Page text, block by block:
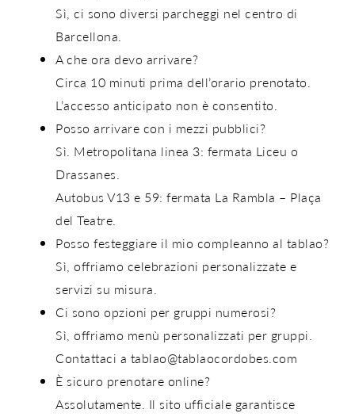
Sì, ci sono diversi parcheggi nel centro di
Barcellona.
A che ora devo arrivare?
Circa 10 minuti prima dell’orario prenotato.
L’accesso anticipato non è consentito.
Posso arrivare con i mezzi pubblici?
Sì. Metropolitana linea 3: fermata Liceu o
Drassanes.
AutobusV13 e 59: fermata La Rambla – Plaça
del Teatre.
Posso festeggiare il mio compleanno al tablao?
Sì, offriamo celebrazioni personalizzate e
servizi su misura.
Ci sono opzioni per gruppi numerosi?
Sì, offriamo menù personalizzati per gruppi.
Contattaci a tablao@tablaocordobes.com
È sicuro prenotare online?
Assolutamente. Il sito ufficiale garantisce